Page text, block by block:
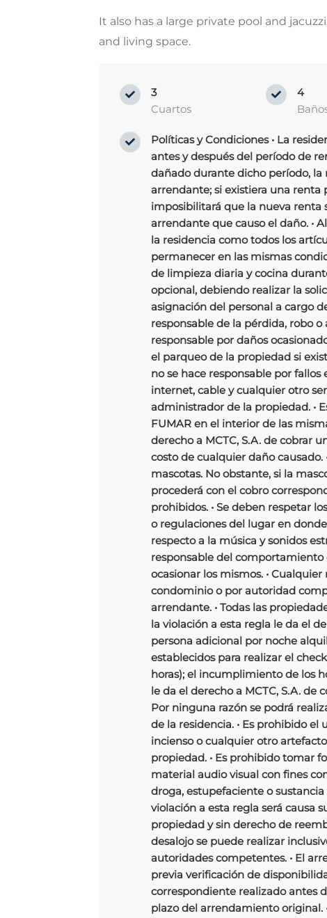
It also has a large private pool and
and living space.
3
Cuartos
4
Políticas y Condiciones • La
antes y después del período de
dañado durante dicho período, la
arrendante; si existiera una renta
imposibilitará que la nueva renta
arrendante que causo el daño. •
la residencia como todos los
permanecer en las mismas
de limpieza diaria y cocina
opcional, debiendo realizar la
asignación del personal a cargo
responsable de la pérdida, robo o
responsable por daños
el parqueo de la propiedad si
no se hace responsable por
internet, cable y cualquier otro
administrador de la propiedad. •
FUMAR en el interior de las
derecho a MCTC, S.A. de cobrar
costo de cualquier daño causado.
mascotas. No obstante, si la
procederá con el cobro
prohibidos. • Se deben respetar
o regulaciones del lugar en
respecto a la música y sonidos
responsable del comportamiento
ocasionar los mismos. •
condominio o por autoridad
arrendante. • Todas las
la violación a esta regla le da el
persona adicional por noche
establecidos para realizar el
horas); el incumplimiento de los
le da el derecho a MCTC, S.A. de
Por ninguna razón se podrá
de la residencia. • Es prohibido el
incienso o cualquier otro
propiedad. • Es prohibido tomar
material audio visual con fines
droga, estupefaciente o
violación a esta regla será causa
propiedad y sin derecho de
desalojo se puede realizar
autoridades competentes. • El
previa verificación de
correspondiente realizado antes
plazo del arrendamiento original.